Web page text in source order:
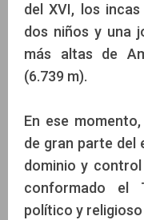
del XVI, los
dos niños y una
más altas de
(6.739 m).
En ese
de gran parte del
dominio y control
conformado el
político y religioso